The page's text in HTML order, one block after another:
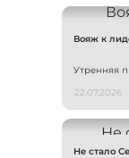
Вояж к
Утренняя
22.07.2026
Не стало